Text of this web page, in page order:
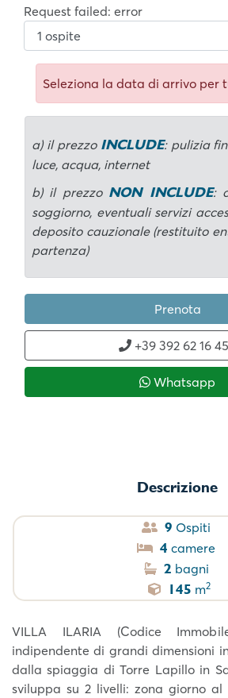
Request failed: error
Seleziona la data di arrivo per
a) il prezzo INCLUDE: pulizia
luce, acqua, internet
b) il prezzo NON INCLUDE:
soggiorno, eventuali servizi
deposito cauzionale (restituito
partenza)
Prenota
+39 392 62 16
Whatsapp
Descrizione
9 Ospiti
4 camere
2 bagni
145 m2
VILLA ILARIA (Codice
indipendente di grandi dimensioni
dalla spiaggia di Torre Lapillo in
sviluppa su 2 livelli: zona giorno